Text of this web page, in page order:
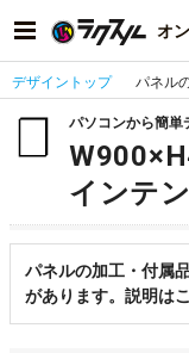
オ
デザイントップ パネル
パソコンから簡単
インテ
パネルの加工・付属
があります。説明は